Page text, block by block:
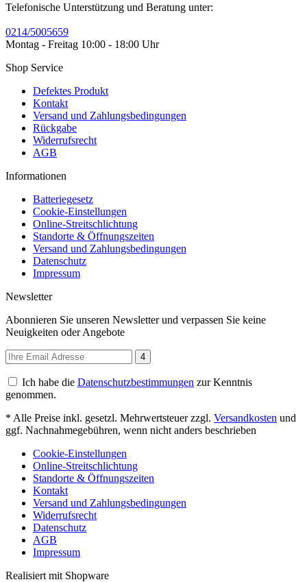
Telefonische Unterstützung und Beratung unter:
0214/5005659
Montag - Freitag 10:00 - 18:00 Uhr
Shop Service
Defektes Produkt
Kontakt
Versand und Zahlungsbedingungen
Rückgabe
Widerrufsrecht
AGB
Informationen
Batteriegesetz
Cookie-Einstellungen
Online-Streitschlichtung
Standorte & Öffnungszeiten
Versand und Zahlungsbedingungen
Datenschutz
Impressum
Newsletter
Abonnieren Sie unseren Newsletter und verpassen Sie keine
Neuigkeiten oder Angebote
4
Ich habe die Datenschutzbestimmungen zur Kenntnis
genommen.
* Alle Preise inkl. gesetzl. Mehrwertsteuer zzgl. Versandkosten und
ggf. Nachnahmegebühren, wenn nicht anders beschrieben
Cookie-Einstellungen
Online-Streitschlichtung
Standorte & Öffnungszeiten
Kontakt
Versand und Zahlungsbedingungen
Widerrufsrecht
Datenschutz
AGB
Impressum
Realisiert mit Shopware